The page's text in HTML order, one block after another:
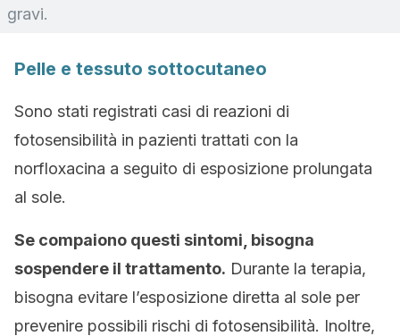
gravi.
Pelle e tessuto sottocutaneo
Sono stati registrati casi di reazioni di
fotosensibilità in pazienti trattati con la
norfloxacina a seguito di esposizione prolungata
al sole.
Se compaiono questi sintomi, bisogna
sospendere il trattamento. Durante la terapia,
bisogna evitare l’esposizione diretta al sole per
prevenire possibili rischi di fotosensibilità. Inoltre,